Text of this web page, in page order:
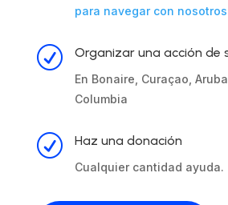
para navegar con nosotros
R Organizar una acción de
En Bonaire, Curaçao,
Columbia
R Haz una donación
Cualquier cantidad ayuda.